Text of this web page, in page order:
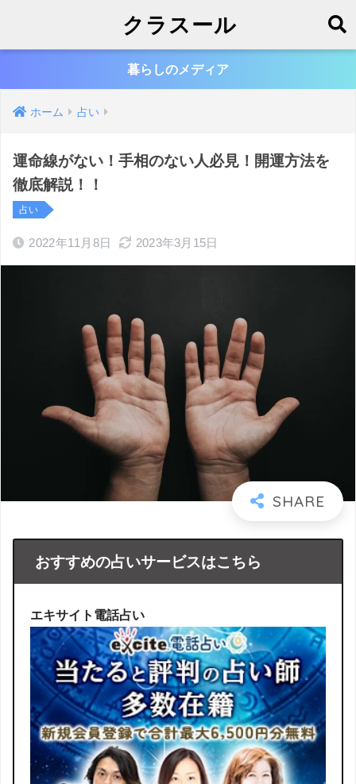
クラスール
暮らしのメディア
ホーム 占い
運命線がない！手相のない人必見！開運方法を
徹底解説！！
占い
2022年11月8日 2023年3月15日
おすすめの占いサービスはこちら
エキサイト電話占い